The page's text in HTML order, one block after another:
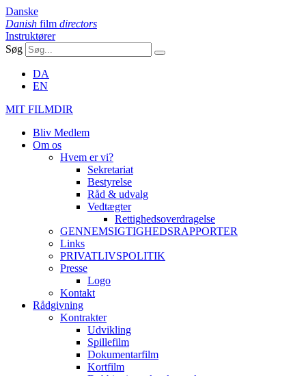
Danske
Danish film directors
Instruktører
Søg
DA
EN
MIT FILMDIR
Bliv Medlem
Om os
Hvem er vi?
Sekretariat
Bestyrelse
Råd & udvalg
Vedtægter
Rettighedsoverdragelse
GENNEMSIGTIGHEDSRAPPORTER
Links
PRIVATLIVSPOLITIK
Presse
Logo
Kontakt
Rådgivning
Kontrakter
Udvikling
Spillefilm
Dokumentarfilm
Kortfilm